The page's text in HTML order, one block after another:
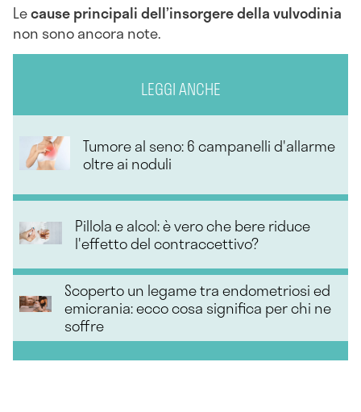
Lecause principali dell’insorgere della vulvodinia
non sono ancora note.
LEGGI ANCHE
Tumore al seno: 6 campanelli d'allarme
oltre ai noduli
Pillola e alcol: è vero che bere riduce
l'effetto del contraccettivo?
Scoperto un legame tra endometriosi ed
emicrania: ecco cosa significa per chi ne
soffre